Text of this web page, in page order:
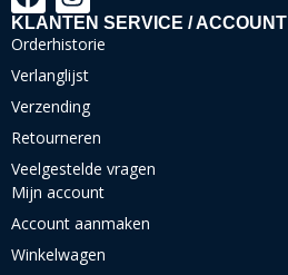
KLANTEN SERVICE / ACCOUNT
Orderhistorie
Verlanglijst
Verzending
Retourneren
Veelgestelde vragen
Mijn account
Account aanmaken
Winkelwagen